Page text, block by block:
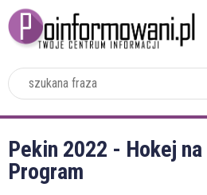
Pekin 2022 - Hokej
Program